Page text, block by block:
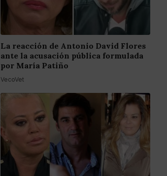
La reacción de Antonio David Flores
ante la acusación pública formulada
por María Patiño
VecoVet